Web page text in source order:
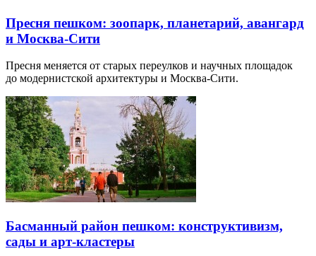
Пресня пешком: зоопарк, планетарий, авангард
и Москва-Сити
Пресня меняется от старых переулков и научных площадок
до модернистской архитектуры и Москва-Сити.
Басманный район пешком: конструктивизм,
сады и арт-кластеры